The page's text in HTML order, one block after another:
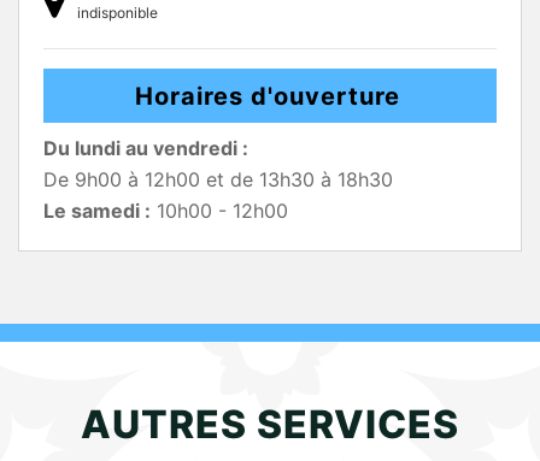
indisponible
Horaires d'ouverture
Du lundi au vendredi :
De 9h00 à 12h00 et de 13h30 à 18h30
Le samedi : 10h00 - 12h00
AUTRES SERVICES